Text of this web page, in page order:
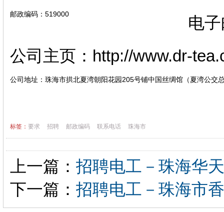
邮政编码：519000
电
公司主页：http://www.dr-
公司地址：珠海市拱北夏湾朝阳花园205号铺中国丝绸馆（夏湾公交
标签： 要求 招聘 邮政编码 联系电话 珠海市
上一篇： 招聘电工－珠海华
下一篇： 招聘电工－珠海市